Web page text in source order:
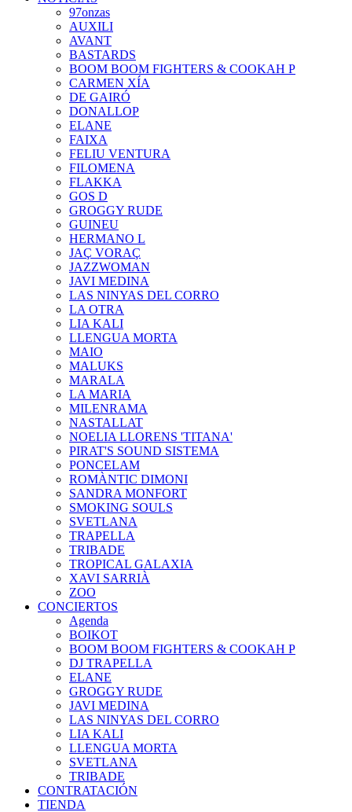
97onzas
AUXILI
AVANT
BASTARDS
BOOM BOOM FIGHTERS & COOKAH P
CARMEN XÍA
DE GAIRÓ
DONALLOP
ELANE
FAIXA
FELIU VENTURA
FILOMENA
FLAKKA
GOS D
GROGGY RUDE
GUINEU
HERMANO L
JAÇ VORAÇ
JAZZWOMAN
JAVI MEDINA
LAS NINYAS DEL CORRO
LA OTRA
LIA KALI
LLENGUA MORTA
MAIO
MALUKS
MARALA
LA MARIA
MILENRAMA
NASTALLAT
NOELIA LLORENS 'TITANA'
PIRAT'S SOUND SISTEMA
PONCELAM
ROMÀNTIC DIMONI
SANDRA MONFORT
SMOKING SOULS
SVETLANA
TRAPELLA
TRIBADE
TROPICAL GALAXIA
XAVI SARRIÀ
ZOO
CONCIERTOS
Agenda
BOIKOT
BOOM BOOM FIGHTERS & COOKAH P
DJ TRAPELLA
ELANE
GROGGY RUDE
JAVI MEDINA
LAS NINYAS DEL CORRO
LIA KALI
LLENGUA MORTA
SVETLANA
TRIBADE
CONTRATACIÓN
TIENDA